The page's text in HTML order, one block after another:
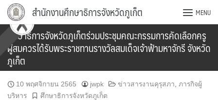
Skip
content
สำนักงานศึกษาธิการจังหวัดภูเก็ต MENU
ศึกษาธิการจังหวัดภูเก็ตร่วมประชุมคณะกรรมการคัดเลือกครู
ผู้สมควรได้รับพระราชทานรางวัลสมเด็จเจ้าฟ้ามหาจักรี จังหวัด
ภูเก็ต
10 พฤศจิกายน 2565 jwpk ข่าวสารงานคุรุสภา ภารกิจผู้
บริหาร
ศึกษาธิการจังหวัดภูเก็ต